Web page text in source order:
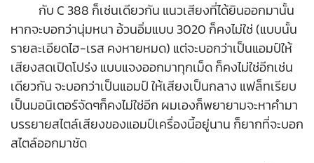
กับ C 388 ก็เช่นเดียวกัน แนวเสียงที่ได้ยินออกมานั้น
หากจะบอกว่านุ่มหนา อ้วนอิ่มแบบ 3020 ก็คงไม่ใช่ (แบบนั้น
รายละเอียดไฮ-เรส คงหายหมด) แต่จะบอกว่าเป็นแอมป์ให้
เสียงสดเปิดโปร่ง แบบแจงออกมาทุกเม็ด ก็คงไม่ใช่อีกเช่น
เดียวกัน จะบอกว่าเป็นแอมป์ ให้เสียงเป็นกลาง แฟล็ทเรียบ
เป็นมอนิเตอร์จัดๆก็คงไม่ใช่อีก ผมเองก็พยายามจะหาคำมา
บรรยายสไตล์เสียงของแอมป์เครื่องนี้อยู่นาน ก็ยากที่จะบอก
สไตล์ออกมาชัด